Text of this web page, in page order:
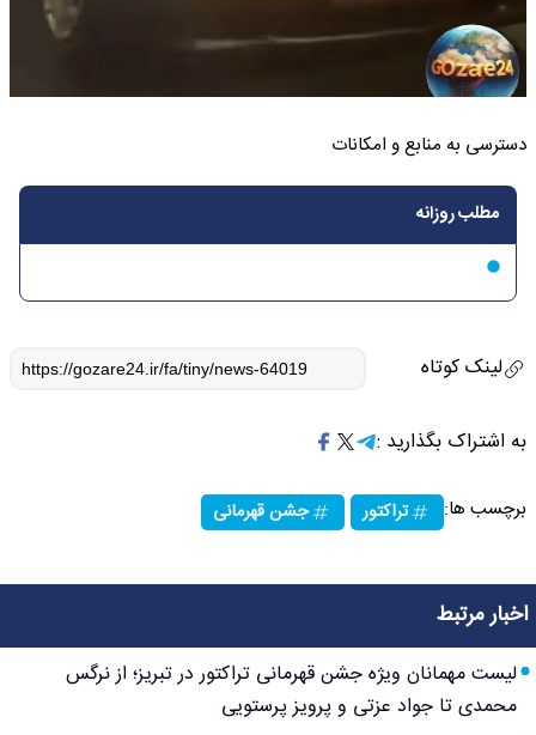
دسترسی به منابع و امکانات
مطلب روزانه
لینک کوتاه
به اشتراک بگذارید :
برچسب ها: تراکتور جشن قهرمانی
اخبار مرتبط
لیست مهمانان ویژه جشن قهرمانی تراکتور در تبریز؛ از نرگس
محمدی تا جواد عزتی و پرویز پرستویی